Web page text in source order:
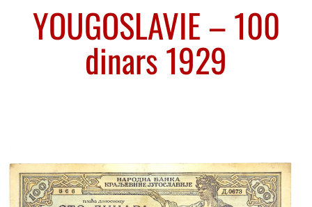
YOUGOSLAVIE – 100
dinars 1929